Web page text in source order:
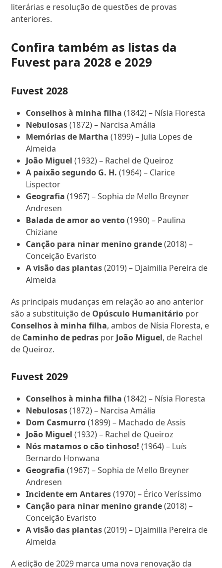
literárias e resolução de questões de provas
anteriores.
Confira também as listas da
Fuvest para 2028 e 2029
Fuvest 2028
Conselhos à minha filha (1842) – Nísia Floresta
Nebulosas(1872) – Narcisa Amália
Memórias de Martha (1899) – Julia Lopes de
Almeida
João Miguel (1932) – Rachel de Queiroz
A paixão segundo G. H. (1964) – Clarice
Lispector
Geografia (1967) – Sophia de Mello Breyner
Andresen
Balada de amor ao vento(1990) – Paulina
Chiziane
Canção para ninar menino grande(2018) –
Conceição Evaristo
A visão das plantas(2019) – Djaimilia Pereira de
Almeida
As principais mudanças em relação ao ano anterior
são a substituição de Opúsculo Humanitário por
Conselhos à minha filha, ambos de Nísia Floresta, e
de Caminho de pedras por João Miguel, de Rachel
de Queiroz.
Fuvest 2029
Conselhos à minha filha (1842) – Nísia Floresta
Nebulosas(1872) – Narcisa Amália
Dom Casmurro(1899) – Machado de Assis
João Miguel (1932) – Rachel de Queiroz
Nós matamos o cão tinhoso! (1964) – Luís
Bernardo Honwana
Geografia (1967) – Sophia de Mello Breyner
Andresen
Incidente em Antares(1970) – Érico Veríssimo
Canção para ninar menino grande(2018) –
Conceição Evaristo
A visão das plantas(2019) – Djaimilia Pereira de
Almeida
A edição de 2029 marca uma nova renovação da